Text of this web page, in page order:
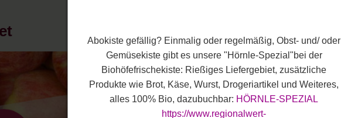
Ablehnen
Weitere Informationen | Impressum
Abokiste gefällig? Einmalig oder regelmäßig, Obst- und/ oder
Gemüsekiste gibt es unsere "Hörnle-Spezial"bei der
Biohöfefrischekiste: Rießiges Liefergebiet, zusätzliche
Produkte wie Brot, Käse, Wurst, Drogeriartikel und Weiteres,
alles 100% Bio, dazubuchbar: HÖRNLE-SPEZIAL
https://www.regionalwert-